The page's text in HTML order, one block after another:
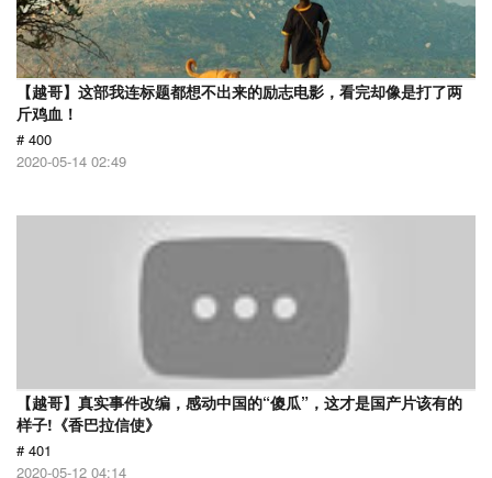
【越哥】这部我连标题都想不出来的励志电影，看完却像是打了两
斤鸡血！
# 400
2020-05-14 02:49
【越哥】真实事件改编，感动中国的“傻瓜”，这才是国产片该有的
样子!《香巴拉信使》
# 401
2020-05-12 04:14